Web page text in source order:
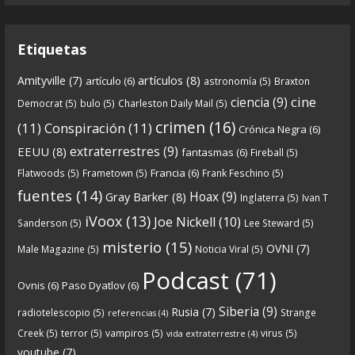
6 0 View on facebook
Crónicas de Nantucket
Descargar
https://www.ivoox.com/cdn-6x05-8211-qanon-
parte-1-origenes-audios-mp3_rf_67157433_1.html
Tras una exhaustiva investigación en los orígenes
y desarrollo de Qanon, la madre de todas las
more
Etiquetas
Amityville (7) artículo (6) artículos (8) astronomía (5) Braxton
Democrat (5) bulo (5) Charleston Daily Mail (5) ciencia (9) cine
(11) Conspiración (11) crimen (16) Crónica Negra (6)
EEUU (8) extraterrestres (9) fantasmas (6) Fireball (5)
Flatwoods (5) Frametown (5) Francia (6) Frank Feschino (5)
fuentes (14) Gray Barker (8) Hoax(9) Inglaterra (5) Ivan T
Sanderson (5) iVoox (13) Joe Nickell (10) Lee Steward (5)
Male Magazine (5) misterio (15) Noticia Viral (5) OVNI (7)
Ovnis (6) Paso Dyatlov (6) Podcast (71)
radiotelescopio (5) referencias (4) Rusia (7) Siberia (9) Strange
Creek (5) terror (5) vampiros (5) vida extraterrestre (4) virus (5)